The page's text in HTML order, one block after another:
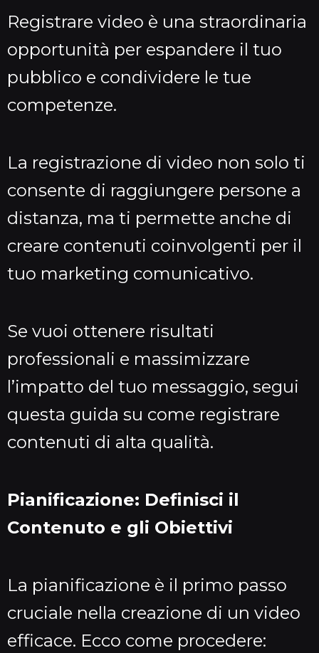
Registrare video è una straordinaria
opportunità per espandere il tuo
pubblico e condividere le tue
competenze.
La registrazione di video non solo ti
consente di raggiungere persone a
distanza, ma ti permette anche di
creare contenuti coinvolgenti per il
tuo marketing comunicativo.
Se vuoi ottenere risultati
professionali e massimizzare
l’impatto del tuo messaggio, segui
questa guida su come registrare
contenuti di alta qualità.
Pianificazione: Definisci il
Contenuto e gli Obiettivi
La pianificazione è il primo passo
cruciale nella creazione di un video
efficace. Ecco come procedere: